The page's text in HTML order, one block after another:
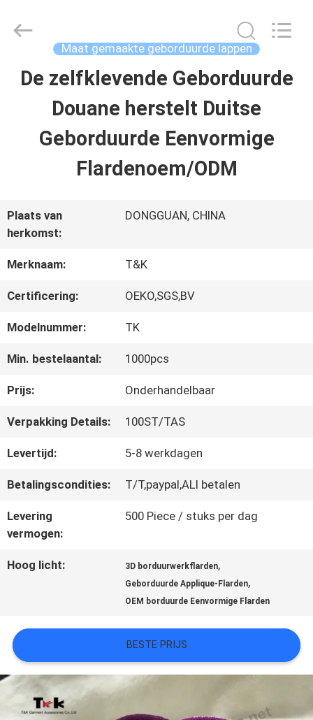
THUIS
PRODUCTEN
ONS
FABRIEKSREIS
CONTACTEER
ONS
NIEUWS
ALLE
GEVALLEN
VR
SITEMAP
PRIVACYBELEID
Accessories
Co.,Ltd.
Reserved.
Maat gemaakte geborduurde lappen
De zelfklevende Geborduurde
Douane herstelt Duitse
Geborduurde Eenvormige
Flardenoem/ODM
Plaats van
herkomst:
DONGGUAN, CHINA
Merknaam: T&K
Certificering: OEKO,SGS,BV
Modelnummer: TK
Min. bestelaantal: 1000pcs
Prijs: Onderhandelbaar
Verpakking Details: 100ST/TAS
Levertijd: 5-8 werkdagen
Betalingscondities: T/T,paypal,ALI betalen
Levering
vermogen:
500 Piece / stuks per dag
Hoog licht: 3D borduurwerkflarden,
Geborduurde Applique-Flarden,
OEM borduurde Eenvormige Flarden
BESTE PRIJS